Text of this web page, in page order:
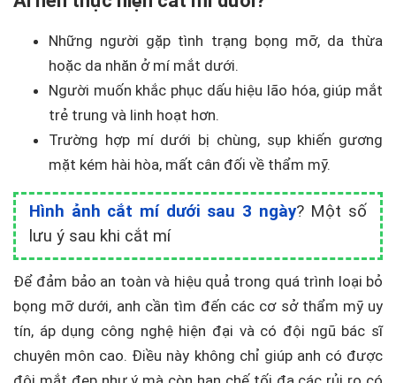
Những người gặp tình trạng bọng mỡ, da thừa
hoặc da nhăn ở mí mắt dưới.
Người muốn khắc phục dấu hiệu lão hóa, giúp mắt
trẻ trung và linh hoạt hơn.
Trường hợp mí dưới bị chùng, sụp khiến gương
mặt kém hài hòa, mất cân đối về thẩm mỹ.
Hình ảnh cắt mí dưới sau 3 ngày? Một số
lưu ý sau khi cắt mí
Để đảm bảo an toàn và hiệu quả trong quá trình loại bỏ
bọng mỡ dưới, anh cần tìm đến các cơ sở thẩm mỹ uy
tín, áp dụng công nghệ hiện đại và có đội ngũ bác sĩ
chuyên môn cao. Điều này không chỉ giúp anh có được